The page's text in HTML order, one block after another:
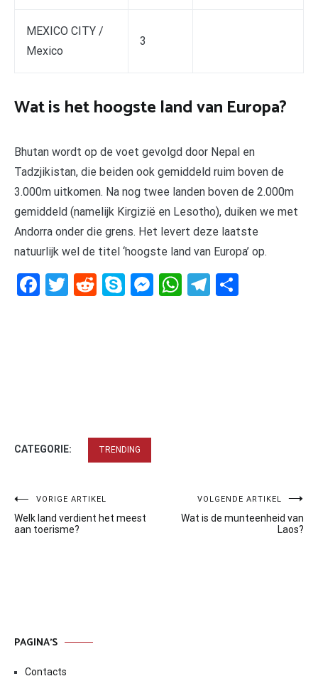
MEXICO CITY /
Mexico
3
Wat is het hoogste land van Europa?
Bhutan wordt op de voet gevolgd door Nepal en
Tadzjikistan, die beiden ook gemiddeld ruim boven de
3.000m uitkomen. Na nog twee landen boven de 2.000m
gemiddeld (namelijk Kirgizië en Lesotho), duiken we met
Andorra onder die grens. Het levert deze laatste
natuurlijk wel de titel ‘hoogste land van Europa’ op.
Facebook
Twitter
RedditSkypeMessenger
WhatsApp
Telegram
CATEGORIE: TRENDING
Bericht
navigatie
VORIGE ARTIKEL
Welk land verdient het meest
aan toerisme?
VOLGENDE ARTIKEL
Wat is de munteenheid van
Laos?
PAGINA’S
Contacts